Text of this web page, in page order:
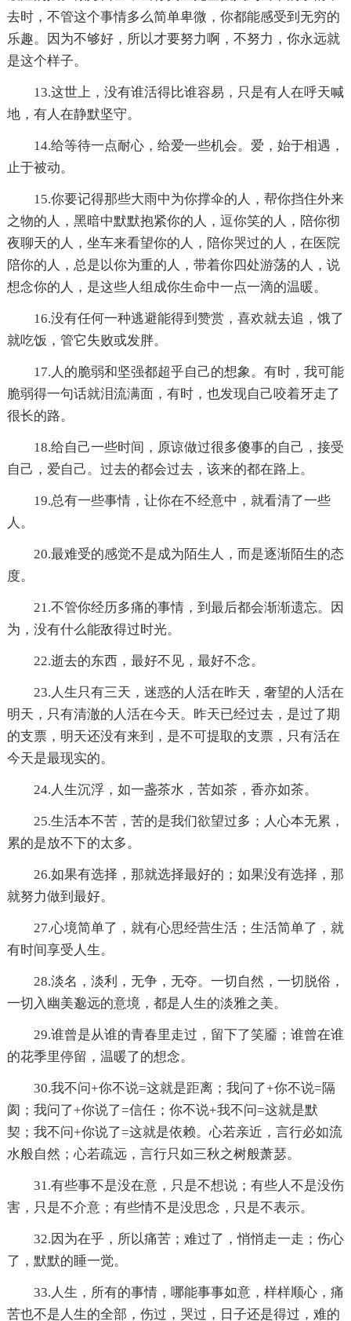
去时，不管这个事情多么简单卑微，你都能感受到无穷的
乐趣。因为不够好，所以才要努力啊，不努力，你永远就
是这个样子。
13.这世上，没有谁活得比谁容易，只是有人在呼天喊
地，有人在静默坚守。
14.给等待一点耐心，给爱一些机会。爱，始于相遇，
止于被动。
15.你要记得那些大雨中为你撑伞的人，帮你挡住外来
之物的人，黑暗中默默抱紧你的人，逗你笑的人，陪你彻
夜聊天的人，坐车来看望你的人，陪你哭过的人，在医院
陪你的人，总是以你为重的人，带着你四处游荡的人，说
想念你的人，是这些人组成你生命中一点一滴的温暖。
16.没有任何一种逃避能得到赞赏，喜欢就去追，饿了
就吃饭，管它失败或发胖。
17.人的脆弱和坚强都超乎自己的想象。有时，我可能
脆弱得一句话就泪流满面，有时，也发现自己咬着牙走了
很长的路。
18.给自己一些时间，原谅做过很多傻事的自己，接受
自己，爱自己。过去的都会过去，该来的都在路上。
19.总有一些事情，让你在不经意中，就看清了一些
人。
20.最难受的感觉不是成为陌生人，而是逐渐陌生的态
度。
21.不管你经历多痛的事情，到最后都会渐渐遗忘。因
为，没有什么能敌得过时光。
22.逝去的东西，最好不见，最好不念。
23.人生只有三天，迷惑的人活在昨天，奢望的人活在
明天，只有清澈的人活在今天。昨天已经过去，是过了期
的支票，明天还没有来到，是不可提取的支票，只有活在
今天是最现实的。
24.人生沉浮，如一盏茶水，苦如茶，香亦如茶。
25.生活本不苦，苦的是我们欲望过多；人心本无累，
累的是放不下的太多。
26.如果有选择，那就选择最好的；如果没有选择，那
就努力做到最好。
27.心境简单了，就有心思经营生活；生活简单了，就
有时间享受人生。
28.淡名，淡利，无争，无夺。一切自然，一切脱俗，
一切入幽美邈远的意境，都是人生的淡雅之美。
29.谁曾是从谁的青春里走过，留下了笑靥；谁曾在谁
的花季里停留，温暖了的想念。
30.我不问+你不说=这就是距离；我问了+你不说=隔
阂；我问了+你说了=信任；你不说+我不问=这就是默
契；我不问+你说了=这就是依赖。心若亲近，言行必如流
水般自然；心若疏远，言行只如三秋之树般萧瑟。
31.有些事不是没在意，只是不想说；有些人不是没伤
害，只是不介意；有些情不是没思念，只是不表示。
32.因为在乎，所以痛苦；难过了，悄悄走一走；伤心
了，默默的睡一觉。
33.人生，所有的事情，哪能事事如意，样样顺心，痛
苦也不是人生的全部，伤过，哭过，日子还是得过，难的